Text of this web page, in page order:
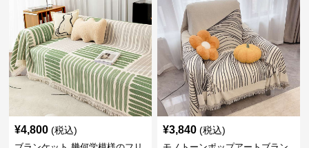
¥4,800 (税込) ¥3,840 (税込)